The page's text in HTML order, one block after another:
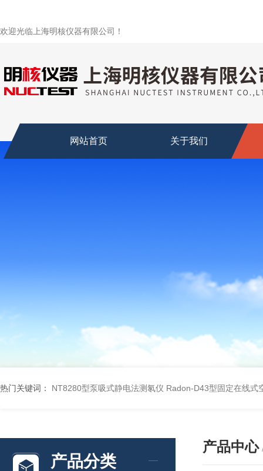
欢迎光临上海明核仪器有限公司！
网站首页 关于我们
热门关键词： NT8280型泵吸式静电法测氡仪 Radon-D43型固定在线式
产品分类
产品中心